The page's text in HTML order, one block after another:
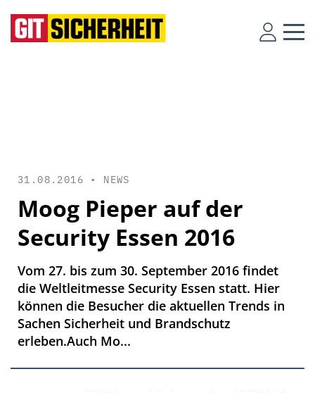
31.08.2016 • NEWS
Moog Pieper auf der
Security Essen 2016
Vom 27. bis zum 30. September 2016 findet
die Weltleitmesse Security Essen statt. Hier
können die Besucher die aktuellen Trends in
Sachen Sicherheit und Brandschutz
erleben.Auch Mo...